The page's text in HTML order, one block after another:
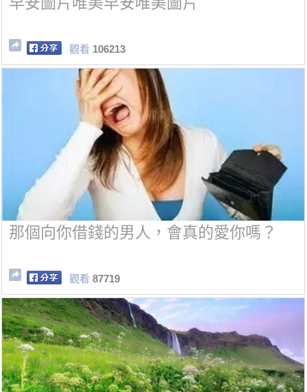
觀看 106213
那個向你借錢的男人，會真的愛你嗎？
觀看 87719